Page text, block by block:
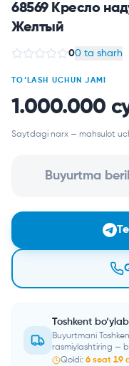
68569 Кресло
Желтый
00 ta sharh
TO‘LASH UCHUN JAMI
1.000.000
Saytdagi narx — mahsulot
Buyurtma
Toshkent
Buyurtmani
rasmiylashtiring —
Qoldi: 6 soat 19